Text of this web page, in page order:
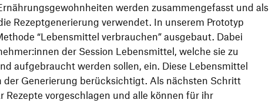
werden zusammengefasst und als
Rezeptgenerierung verwendet. In unserem Prototyp
“Lebensmittel verbrauchen” ausgebaut. Dabei
der Session Lebensmittel, welche sie zu
aufgebraucht werden sollen, ein. Diese Lebensmittel
der Generierung berücksichtigt. Als nächsten Schritt
Rezepte vorgeschlagen und alle können für ihr